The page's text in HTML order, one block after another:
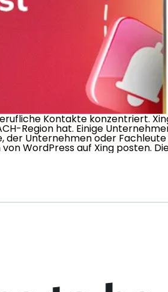
Kontakte konzentriert.
Region hat. Einige
der Unternehmen oder
WordPress auf Xing posten.